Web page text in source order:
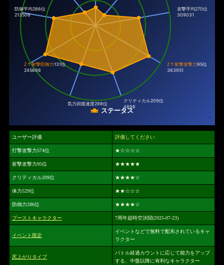
ステータス
攻撃平均270位
309031
Z↑射撃攻撃力95位
363951
クリティカル209位
4898
気力回復速度298位
Z↑射撃防御力131位
245698
防御平均286位
213506
ユーザー評価 評価してください
打撃攻撃力574位 ★☆☆☆☆
射撃攻撃力95位 ★★★★★
クリティカル209位 ★★★★☆
体力529位 ★★☆☆☆
防御力286位 ★★★★☆
ブーストキャラクター 7周年超時空決闘(2025-07-23)
イベント限定
イベントなどで無料で配布されているキャ
ラクター
尻上がりタイプ
バトル経過カウントに応じて能力をアップ
する、中盤以降に有利なキャラクター